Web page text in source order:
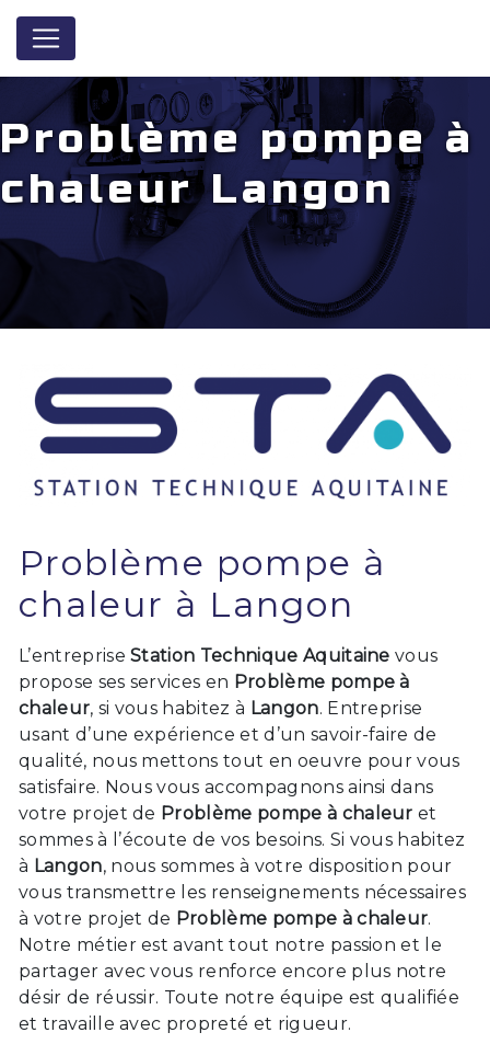
Problème pompe à
chaleur Langon
Problème pompe à
chaleur à Langon
L’entrepriseStation Technique Aquitaine vous
propose ses services en Problème pompe à
chaleur, si vous habitez à Langon. Entreprise
usant d’une expérience et d’un savoir-faire de
qualité, nous mettons tout en oeuvre pour vous
satisfaire. Nous vous accompagnons ainsi dans
votre projet de Problème pompe à chaleur et
sommes à l’écoute de vos besoins. Si vous habitez
à Langon, nous sommes à votre disposition pour
vous transmettre les renseignements nécessaires
à votre projet de Problème pompe à chaleur.
Notre métier est avant tout notre passion et le
partager avec vous renforce encore plus notre
désir de réussir. Toute notre équipe est qualifiée
et travaille avec propreté et rigueur.
Panneau de gestion des cookies